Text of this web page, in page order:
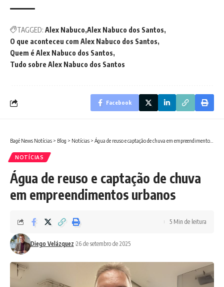
TAGGED: Alex Nabuco Alex Nabuco dos Santos
O que aconteceu com Alex Nabuco dos Santos
Quem é Alex Nabuco dos Santos
Tudo sobre Alex Nabuco dos Santos
Facebook
Bagé News Notícias > Blog > Notícias > Água de reuso e captação de chuva em empreendimentos urbanos
NOTÍCIAS
Água de reuso e captação de chuva
em empreendimentos urbanos
Diego Velázquez 26 de setembro de 2025
5 Min de leitura